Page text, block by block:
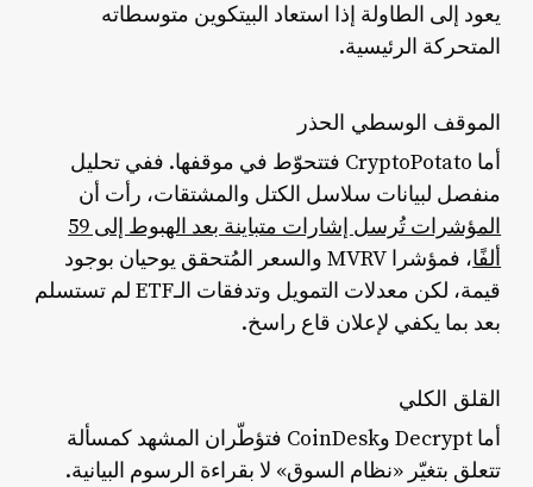
يعود إلى الطاولة إذا استعاد البيتكوين متوسطاته
المتحركة الرئيسية.
الموقف الوسطي الحذر
أما CryptoPotato فتتحوّط في موقفها. ففي تحليل
منفصل لبيانات سلاسل الكتل والمشتقات، رأت أن
المؤشرات تُرسل إشارات متباينة بعد الهبوط إلى 59
ألفًا
، فمؤشرا MVRV والسعر المُتحقق يوحيان بوجود
قيمة، لكن معدلات التمويل وتدفقات الـETF لم تستسلم
بعد بما يكفي لإعلان قاع راسخ.
القلق الكلي
أما Decrypt وCoinDesk فتؤطّران المشهد كمسألة
تتعلق بتغيّر «نظام السوق» لا بقراءة الرسوم البيانية.